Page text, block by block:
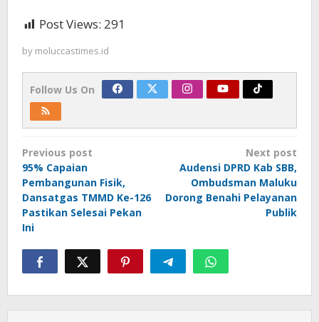
Post Views: 291
by moluccastimes.id
Follow Us On
Post
navigation
Previous post
95% Capaian
Pembangunan Fisik,
Dansatgas TMMD Ke-126
Pastikan Selesai Pekan
Ini
Next post
Audensi DPRD Kab SBB,
Ombudsman Maluku
Dorong Benahi Pelayanan
Publik